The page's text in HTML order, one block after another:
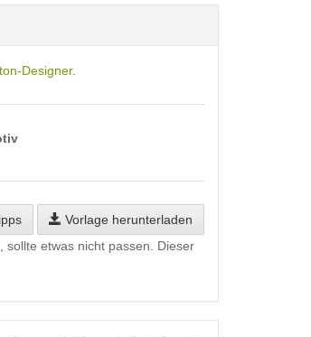
Designer.
Vorlage herunterladen
sollte etwas nicht passen. Dieser